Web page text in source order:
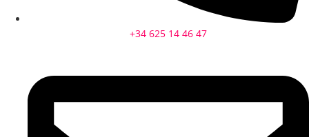
+34 625 14 46 47